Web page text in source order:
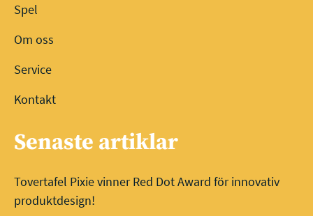
Spel
Om oss
Service
Kontakt
Senaste artiklar
Tovertafel Pixie vinner Red Dot Award för innovativ
produktdesign!